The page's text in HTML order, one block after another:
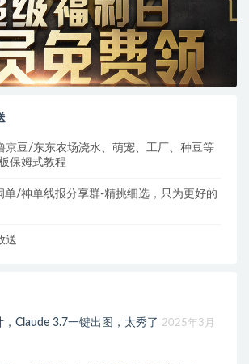
京豆/东东农场浇水、萌宠、工厂、种豆等
保姆式教程
/神单线报分享群-精挑细选，只为更好的
送
，Claude 3.7一键出图，太秀了
2025年3月